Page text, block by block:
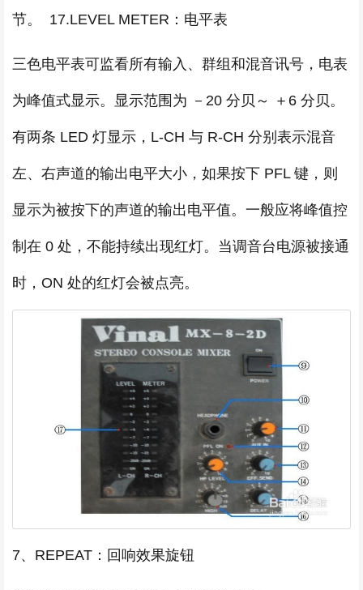
节。 17.LEVEL METER：电平表
三色电平表可监看所有输入、群组和混音讯号，电表
为峰值式显示。显示范围为 －20 分贝～ ＋6 分贝。
有两条 LED 灯显示，L-CH 与 R-CH 分别表示混音
左、右声道的输出电平大小，如果按下 PFL 键，则
显示为被按下的声道的输出电平值。一般应将峰值控
制在 0 处，不能持续出现红灯。当调音台电源被接通
时，ON 处的红灯会被点亮。
7、REPEAT：回响效果旋钮